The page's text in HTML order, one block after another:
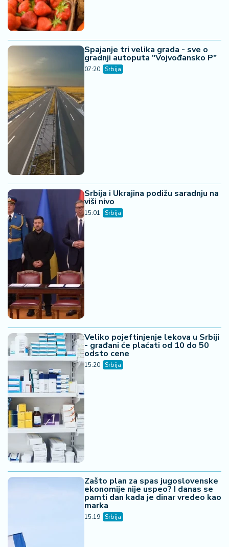
Spajanje tri velika grada - sve o
gradnji autoputa "Vojvođansko P"
07:20 Srbija
Srbija i Ukrajina podižu saradnju na
viši nivo
15:01 Srbija
Veliko pojeftinjenje lekova u Srbiji
- građani će plaćati od 10 do 50
odsto cene
15:20 Srbija
Zašto plan za spas jugoslovenske
ekonomije nije uspeo? I danas se
pamti dan kada je dinar vredeo kao
marka
15:19 Srbija